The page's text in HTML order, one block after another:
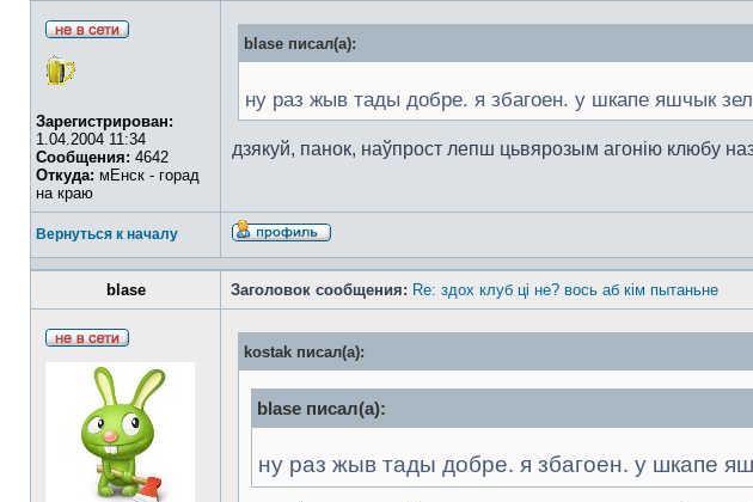
Зарегистрирован:
1.04.2004 11:34
Сообщения: 4642
Откуда: мЕнск - горад
на краю
blase писал(а):
ну раз жыв тады добре. я збагоен. у шкапе яшчык
дзякуй, панок, наўпрост лепш цьвярозым агонію клюбу
Вернуться к началу
blase Заголовок сообщения: Re: здох клуб ці не? вось аб кім пытаньне
kostak писал(а):
blase писал(а):
ну раз жыв тады добре. я збагоен. у шкапе